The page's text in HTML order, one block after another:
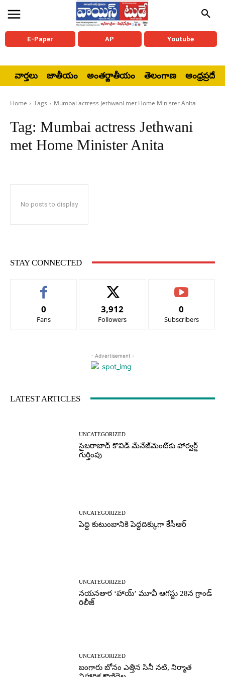
E-Paper AP Youtube
వార్తలు జాతీయం అంతర్జాతీయం తెలంగాణ ఆంధ్రప్రదేశ్
Home Tags Mumbai actress Jethwani met Home Minister Anita
Tag: Mumbai actress Jethwani
met Home Minister Anita
No posts to display
STAY CONNECTED
0
Fans
3,912
Followers
0
Subscribers
- Advertisement -
LATEST ARTICLES
UNCATEGORIZED
సైబరాబాద్‌ కొవిడ్‌ మేనేజ్‌మెంట్‌కు హార్వర్డ్‌
గుర్తింపు
UNCATEGORIZED
పెద్ది కుటుంబానికి పెద్దదిక్కుగా కేసీఆర్
UNCATEGORIZED
నయనతార ‘హాయ్’ మూవీ ఆగస్టు 28న గ్రాండ్
రిలీజ్
UNCATEGORIZED
బంగారు బోనం ఎత్తిన సినీ నటి, నిర్మాత